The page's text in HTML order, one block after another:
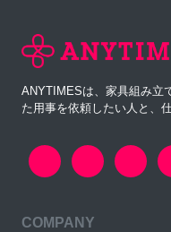
ANYTIMESは、家具組み立
た用事を依頼したい人と、
COMPANY